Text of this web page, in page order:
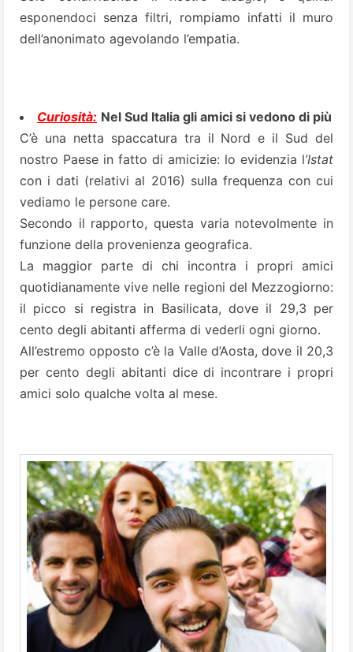
esponendoci senza filtri, rompiamo infatti il muro
dell’anonimato agevolando l’empatia.
Curiosità: Nel Sud Italia gli amici si vedono di più
C’è una netta spaccatura tra il Nord e il Sud del
nostro Paese in fatto di amicizie: lo evidenzia l’Istat
con i dati (relativi al 2016) sulla frequenza con cui
vediamo le persone care.
Secondo il rapporto, questa varia notevolmente in
funzione della provenienza geografica.
La maggior parte di chi incontra i propri amici
quotidianamente vive nelle regioni del Mezzogiorno:
il picco si registra in Basilicata, dove il 29,3 per
cento degli abitanti afferma di vederli ogni giorno.
All’estremo opposto c’è la Valle d’Aosta, dove il 20,3
per cento degli abitanti dice di incontrare i propri
amici solo qualche volta al mese.